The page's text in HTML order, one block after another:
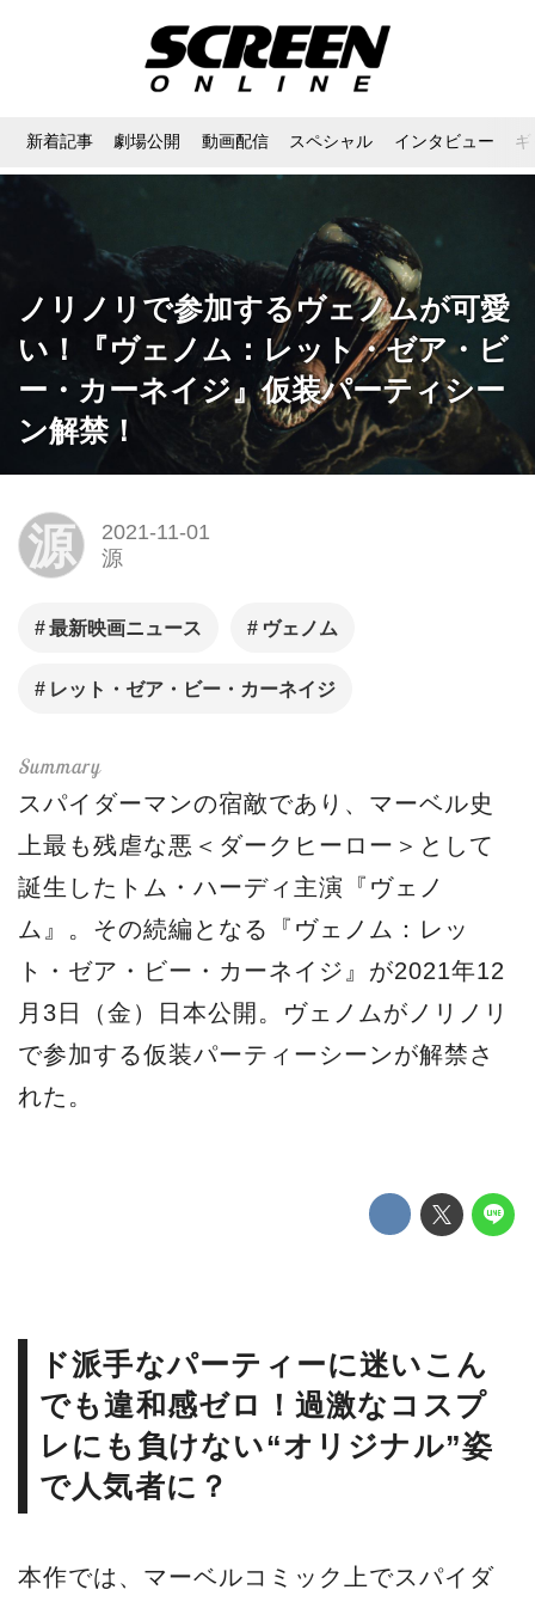
新着記事 劇場公開 動画配信 スペシャル インタビュー
ノリノリで参加するヴェノムが可愛
い！『ヴェノム：レット・ゼア・ビ
ー・カーネイジ』仮装パーティシー
ン解禁！
源
2021-11-01
源
最新映画ニュース ヴェノム
レット・ゼア・ビー・カーネイジ
スパイダーマンの宿敵であり、マーベル史
上最も残虐な悪＜ダークヒーロー＞として
誕生したトム・ハーディ主演『ヴェノ
ム』。その続編となる『ヴェノム：レッ
ト・ゼア・ビー・カーネイジ』が2021年12
月3日（金）日本公開。ヴェノムがノリノリ
で参加する仮装パーティーシーンが解禁さ
れた。
ド派手なパーティーに迷いこん
でも違和感ゼロ！過激なコスプ
レにも負けない“オリジナル”姿
で人気者に？
本作では、マーベルコミック上でスパイダ